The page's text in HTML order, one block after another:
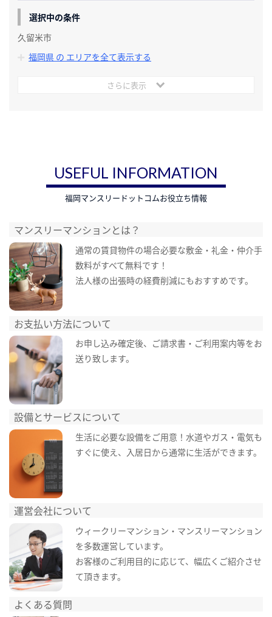
選択中の条件
久留米市
福岡県 の エリアを全て表示する
さらに表示
USEFUL INFORMATION
福岡マンスリードットコムお役立ち情報
マンスリーマンションとは？
通常の賃貸物件の場合必要な敷金・礼金・仲介手
数料がすべて無料です！
法人様の出張時の経費削減にもおすすめです。
お支払い方法について
お申し込み確定後、ご請求書・ご利用案内等をお
送り致します。
設備とサービスについて
生活に必要な設備をご用意！水道やガス・電気も
すぐに使え、入居日から通常に生活ができます。
運営会社について
ウィークリーマンション・マンスリーマンション
を多数運営しています。
お客様のご利用目的に応じて、幅広くご紹介させ
て頂きます。
よくある質問